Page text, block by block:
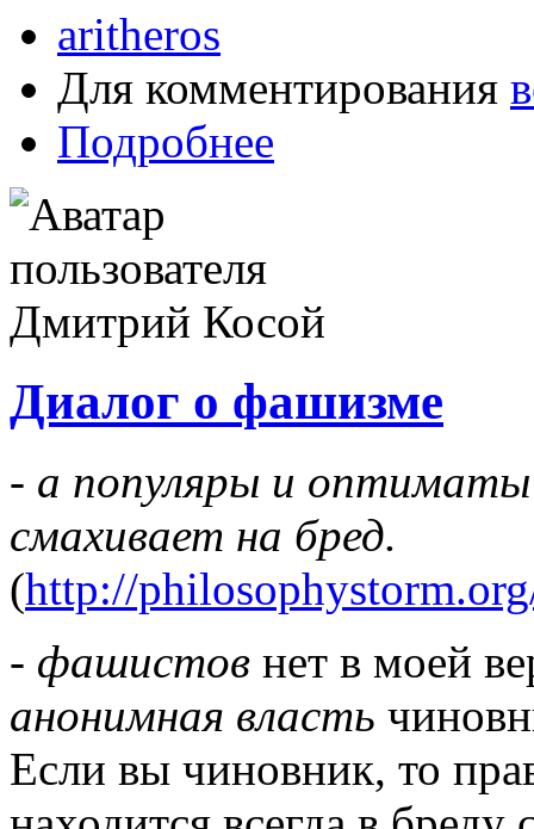
aritheros
Для комментирования
Подробнее
Диалог о фашизме
- а популяры и
смахивает на бред.
(http://
- фашистов нет в моей
анонимная власть
Если вы чиновник, то